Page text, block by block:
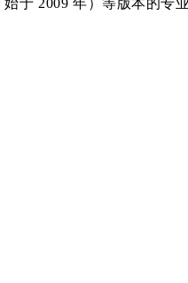
于 2009 年）等版本的专